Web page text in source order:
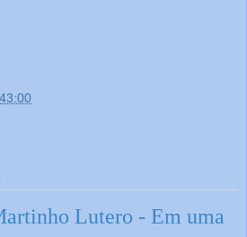
Lutero - Em uma